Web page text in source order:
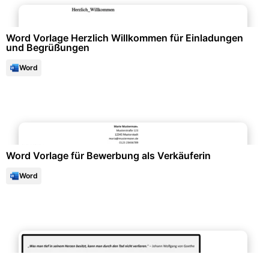
Word Vorlage Herzlich Willkommen für Einladungen
und Begrüßungen
Word
Word Vorlage für Bewerbung als Verkäuferin
Word